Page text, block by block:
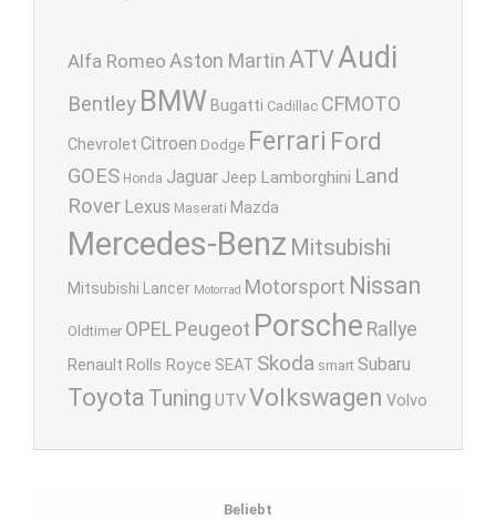
Alfa Romeo Aston Martin ATVAudi
Bentley BMW Bugatti Cadillac CFMOTO
Chevrolet Citroen Dodge Ferrari Ford
GOES Honda Jaguar Jeep Lamborghini Land
Rover Lexus Maserati Mazda
Mercedes-Benz Mitsubishi
Mitsubishi Lancer Motorrad Motorsport Nissan
Oldtimer OPELPeugeot Porsche Rallye
Renault Rolls Royce SEAT Skoda smart Subaru
Toyota Tuning UTVVolkswagen Volvo
Beliebt